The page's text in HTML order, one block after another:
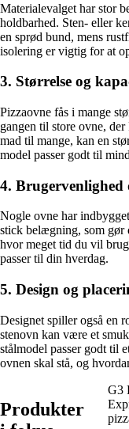
Materialevalget har stor
holdbarhed. Sten- eller
en sprød bund, mens
isolering er vigtig for at
3. Størrelse og
Pizzaovne fås i mange
gangen til store ovne,
mad til mange, kan en
model passer godt til
4. Brugervenlighed
Nogle ovne har
stick belægning, som gør
hvor meget tid du vil
passer til din hverdag.
5. Design og
Designet spiller også en
stenovn kan være et
stålmodel passer godt til
ovnen skal stå, og
Produkter
G3